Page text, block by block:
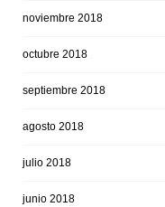
noviembre 2018
octubre 2018
septiembre 2018
agosto 2018
julio 2018
junio 2018